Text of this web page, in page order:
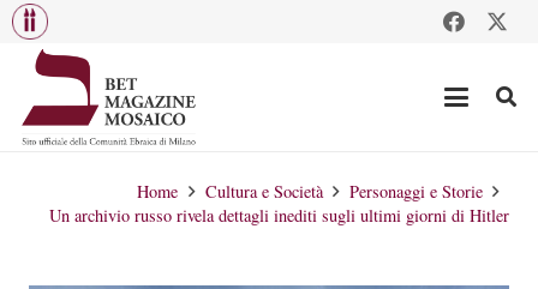
Home Cultura e Società
Personaggi e Storie
Un archivio russo rivela dettagli inediti sugli ultimi giorni di Hitler